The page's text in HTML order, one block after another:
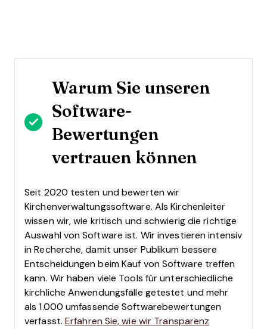
Warum Sie unseren
Software-
Bewertungen
vertrauen können
Seit 2020 testen und bewerten wir
Kirchenverwaltungssoftware. Als Kirchenleiter
wissen wir, wie kritisch und schwierig die richtige
Auswahl von Software ist. Wir investieren intensiv
in Recherche, damit unser Publikum bessere
Entscheidungen beim Kauf von Software treffen
kann. Wir haben viele Tools für unterschiedliche
kirchliche Anwendungsfälle getestet und mehr
als 1.000 umfassende Softwarebewertungen
verfasst. Erfahren Sie, wie wir Transparenz